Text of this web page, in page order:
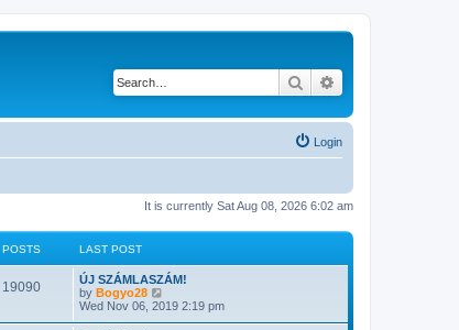
Search
Login
It is currently Sat Aug 08, 2026 6:02 am
POSTS LAST POST
19090
ÚJ SZÁMLASZÁM!
by Bogyo28
i
Wed Nov 06, 2019 2:19 pm